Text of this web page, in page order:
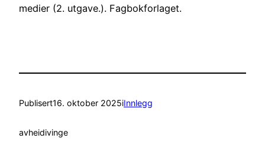
medier (2. utgave.). Fagbokforlaget.
Publisert16. oktober 2025iInnlegg
avheidivinge